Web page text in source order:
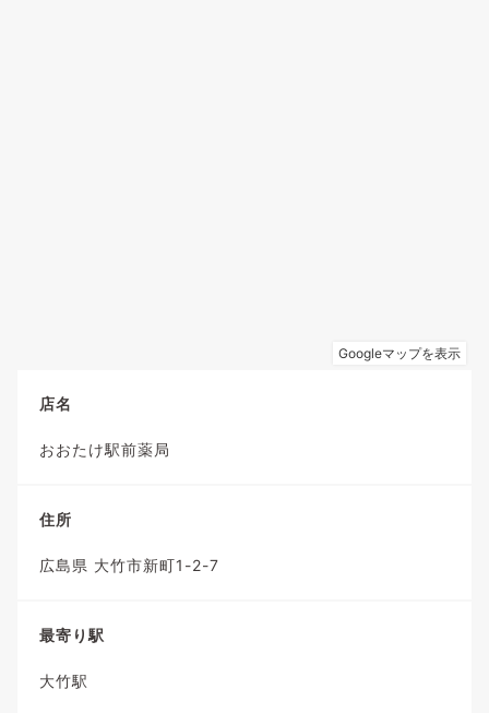
店名
おおたけ駅前薬局
住所
広島県 大竹市新町1-2-7
最寄り駅
大竹駅